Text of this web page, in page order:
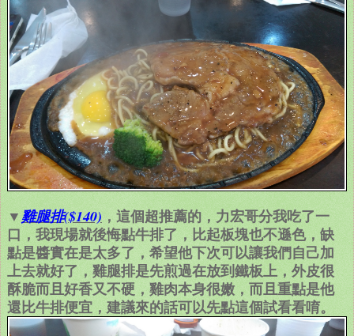
▼雞腿排($140) ，這個超推薦的，力宏哥分我吃了一
口，我現場就後悔點牛排了，比起板塊也不遜色，缺
點是醬實在是太多了，希望他下次可以讓我們自己加
上去就好了，雞腿排是先煎過在放到鐵板上，外皮很
酥脆而且好香又不硬，雞肉本身很嫩，而且重點是他
還比牛排便宜，建議來的話可以先點這個試看看唷。